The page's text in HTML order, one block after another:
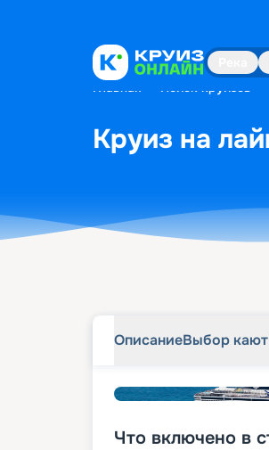
Главная Поиск круизов
Круиз на
ОписаниеВыбор кают
Что включено в